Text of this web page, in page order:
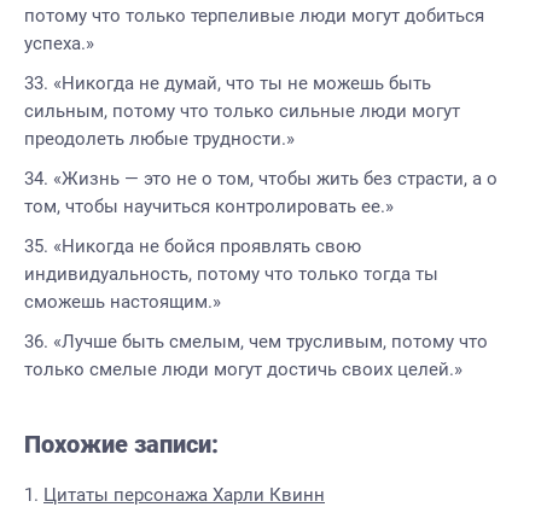
потому что только терпеливые люди могут добиться
успеха.»
«Никогда не думай, что ты не можешь быть
сильным, потому что только сильные люди могут
преодолеть любые трудности.»
«Жизнь — это не о том, чтобы жить без страсти, а о
том, чтобы научиться контролировать ее.»
«Никогда не бойся проявлять свою
индивидуальность, потому что только тогда ты
сможешь настоящим.»
«Лучше быть смелым, чем трусливым, потому что
только смелые люди могут достичь своих целей.»
Похожие записи:
Цитаты персонажа Харли Квинн